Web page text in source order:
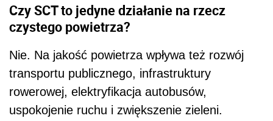
Czy SCT to jedyne działanie na rzecz
czystego powietrza?
Nie. Na jakość powietrza wpływa też rozwój
transportu publicznego, infrastruktury
rowerowej, elektryfikacja autobusów,
uspokojenie ruchu i zwiększenie zieleni.